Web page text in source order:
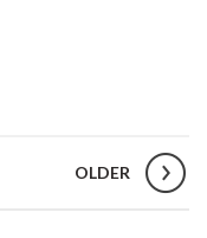
OLDER